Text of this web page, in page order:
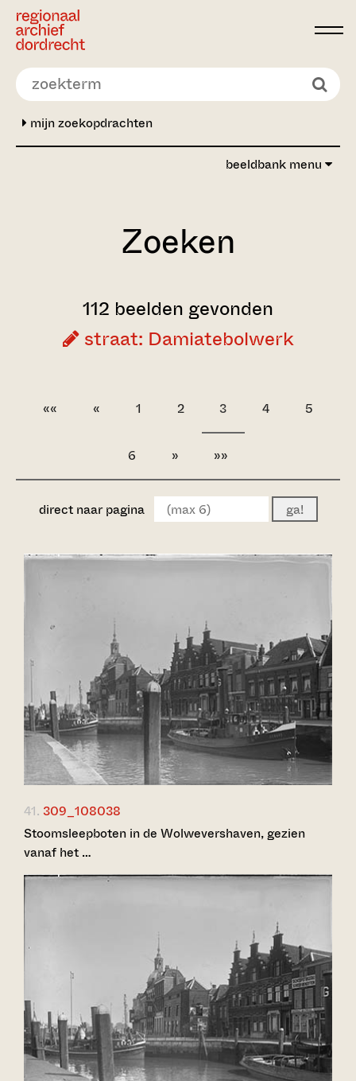
Ga direct naar de inhoud
mijn zoekopdrachten
beeldbank menu
Zoeken
112 beelden gevonden
straat: Damiatebolwerk
«« « 1 2 3 4 5
6 » »»
direct naar pagina ga!
41. 309_108038
Stoomsleepboten in de Wolwevershaven, gezien
vanaf het …